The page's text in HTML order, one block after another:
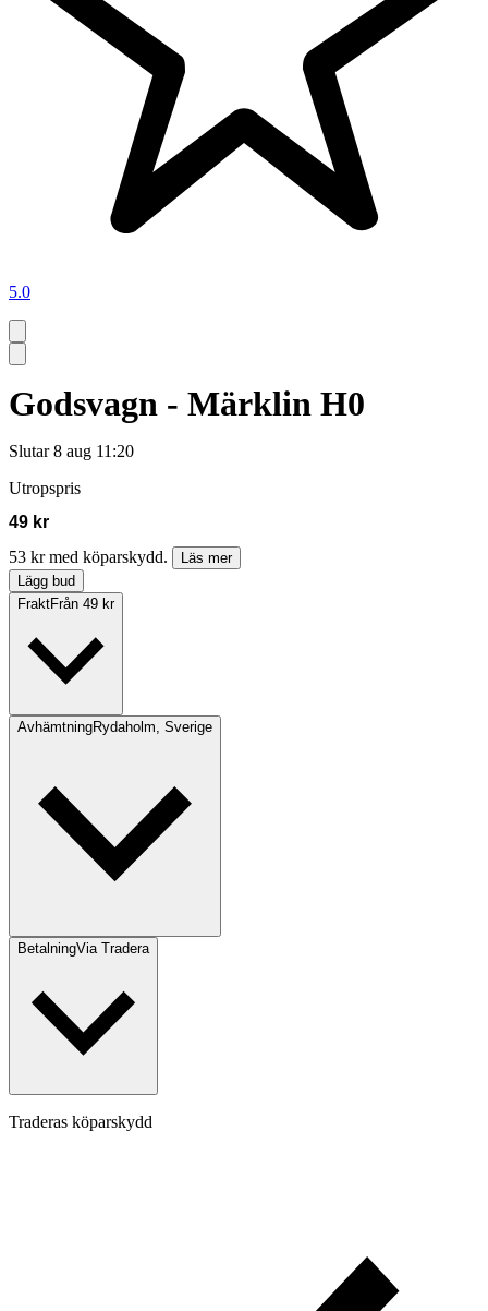
5.0
Godsvagn - Märklin H0
Slutar 8 aug 11:20
Utropspris
49 kr
53 kr med köparskydd.
Läs mer
Lägg bud
FraktFrån 49 kr
AvhämtningRydaholm, Sverige
BetalningVia Tradera
Traderas köparskydd